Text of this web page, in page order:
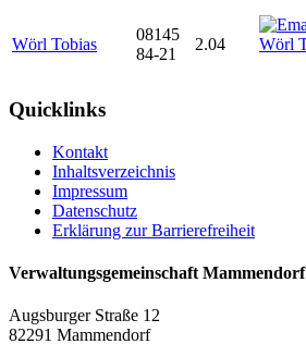
Wörl Tobias
08145
84-21
2.04
Quicklinks
Kontakt
Inhaltsverzeichnis
Impressum
Datenschutz
Erklärung zur Barrierefreiheit
Verwaltungsgemeinschaft Mammendorf
Augsburger Straße 12
82291 Mammendorf